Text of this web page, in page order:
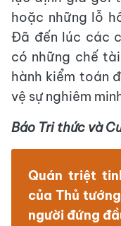
hoặc những lỗ
Đã đến lúc các
có những chế
hành kiểm toán
vệ sự nghiêm
Báo Tri thức và
Quán triệt
của Thủ
người đứng